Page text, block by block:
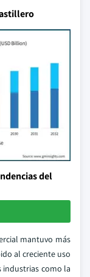
del
mantuvo más
al creciente uso
industrias como la